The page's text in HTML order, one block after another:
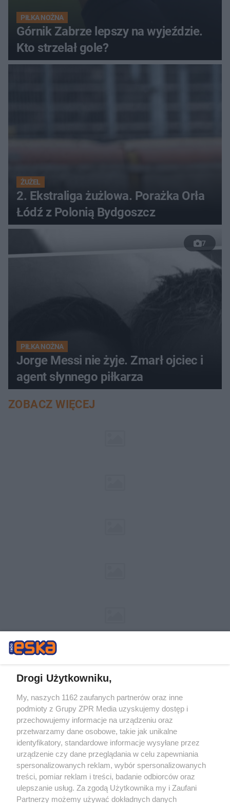
PIŁKA NOŻNA
Górnik Zabrze lepszy na wyjeździe.
Kto strzelał gole?
ŻUŻEL
2. Ekstraliga żużlowa. Porażka Orła
Łódź z Polonią Bydgoszcz
7
PIŁKA NOŻNA
Jorge Messi nie żyje. Zmarł ojciec i
agent słynnego piłkarza
ZOBACZ WIĘCEJ
Żaden utwór zamieszczony w serwisie nie może być powielany i
rozpowszechniany lub dalej rozpowszechniany w jakikolwiek sposób (w
tym także elektroniczny lub mechaniczny) na jakimkolwiek polu
eksploatacji w jakiejkolwiek formie, włącznie z umieszczaniem w
Internecie bez pisemnej zgody właściciela praw. Jakiekolwiek użycie lub
wykorzystanie utworów w całości lub w części z naruszeniem prawa,
tzn. bez właściwej zgody, jest zabronione pod groźbą kary i może być
ścigane prawnie.
Drogi Użytkowniku,
My, naszych 1162 zaufanych partnerów oraz inne
podmioty z Grupy ZPR Media uzyskujemy dostęp i
przechowujemy informacje na urządzeniu oraz
przetwarzamy dane osobowe, takie jak unikalne
identyfikatory, standardowe informacje wysyłane przez
urządzenie czy dane przeglądania w celu zapewniania
spersonalizowanych reklam, wybór spersonalizowanych
treści, pomiar reklam i treści, badanie odbiorców oraz
ulepszanie usług. Za zgodą Użytkownika my i Zaufani
Partnerzy możemy używać dokładnych danych